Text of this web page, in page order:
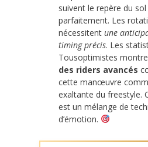
suivent le repère du
parfaitement. Les
nécessitent une
timing précis. Les
Tousoptimistes
des riders avancés
cette manœuvre
exaltante du freestyle.
est un mélange de
d’émotion.